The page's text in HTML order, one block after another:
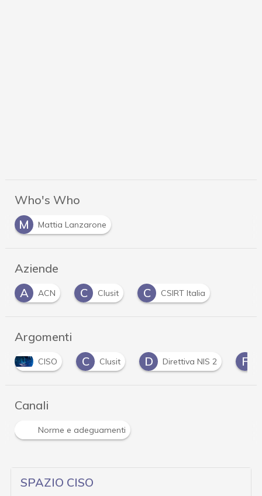
Who's Who
M
Mattia Lanzarone
Aziende
A
ACN C Clusit C CSIRT Italia
Argomenti
CISO C Clusit D Direttiva NIS 2 F
Canali
Norme e adeguamenti
SPAZIO CISO